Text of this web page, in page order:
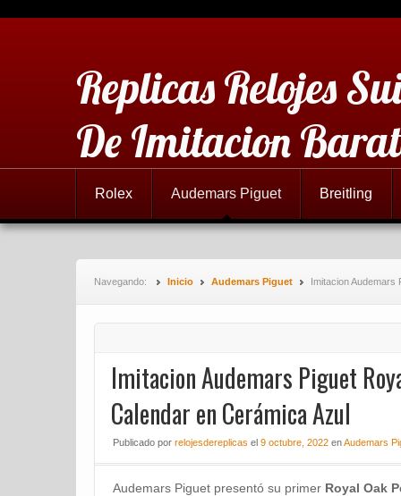
Replicas Relojes
De Imitacion
Rolex Audemars Piguet Breitling
Navegando: Inicio Audemars Piguet Imitacion Audemars
Imitacion Audemars Piguet
Calendar en Cerámica Azul
Publicado por relojesdereplicas el 9 octubre, 2022 enAudemars
Audemars Piguet presentó su primer Royal Oak